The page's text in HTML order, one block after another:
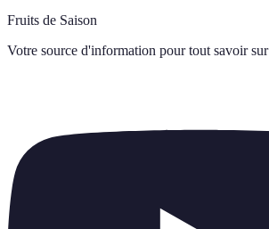
Fruits de Saison
Votre source d'information pour tout savoir sur